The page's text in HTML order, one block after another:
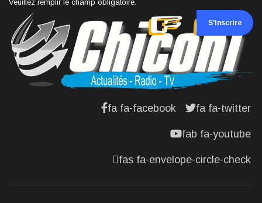
Veuillez remplir le champ obligatoire.
S'inscrire
fa fa-facebook fa fa-twitter
fab fa-youtube
fas fa-envelope-circle-check